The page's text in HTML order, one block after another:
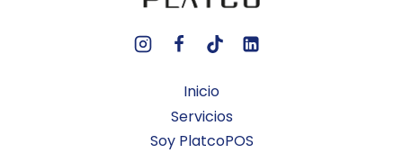
Inicio
Servicios
Soy PlatcoPOS